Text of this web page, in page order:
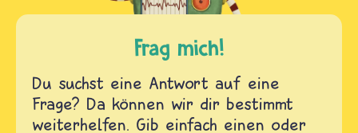
Frag mich!
Du suchst eine Antwort auf eine
Frage? Da können wir dir bestimmt
weiterhelfen. Gib einfach einen oder